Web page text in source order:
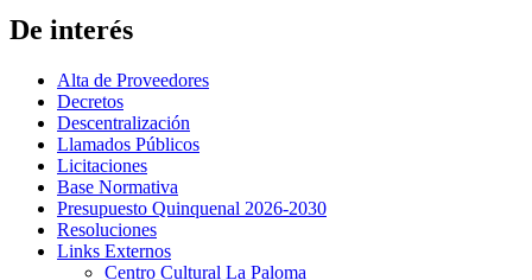
De interés
Alta de Proveedores
Decretos
Descentralización
Llamados Públicos
Licitaciones
Base Normativa
Presupuesto Quinquenal 2026-2030
Resoluciones
Links Externos
Centro Cultural La Paloma